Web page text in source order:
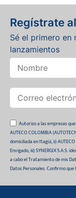
Regístrate
Sé el primero
lanzamientos
Autorizo a las empresas
AUTECO COLOMBIA
domiciliada en Itagüí, ii)
Envigado, iii) SYNERGIX S.A.S.
a cabo el Tratamiento de mis
Datos Personales. Confirmo